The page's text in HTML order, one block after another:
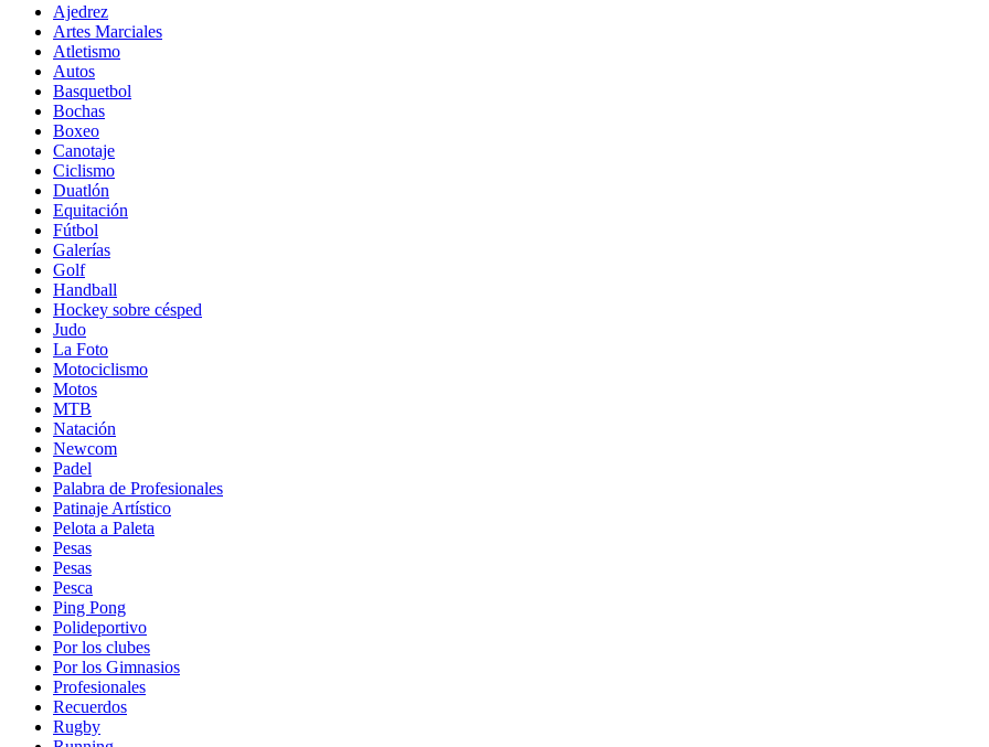
Ajedrez
Artes Marciales
Atletismo
Autos
Basquetbol
Bochas
Boxeo
Canotaje
Ciclismo
Duatlón
Equitación
Fútbol
Galerías
Golf
Handball
Hockey sobre césped
Judo
La Foto
Motociclismo
Motos
MTB
Natación
Newcom
Padel
Palabra de Profesionales
Patinaje Artístico
Pelota a Paleta
Pesas
Pesas
Pesca
Ping Pong
Polideportivo
Por los clubes
Por los Gimnasios
Profesionales
Recuerdos
Rugby